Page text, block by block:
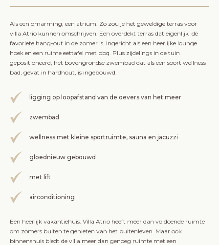
Als een omarming, een atrium. Zo zou je het geweldige terras voor
villa Atrio kunnen omschrijven. Een overdekt terras dat eigenlijk dé
favoriete hang-out in de zomer is. Ingericht als een heerlijke lounge
hoek en een ruime eettafel met bbq. Plus zijdelings in de tuin
gepositioneerd, het bovengrondse zwembad dat als een soort wellness
bad, gevat in hardhout, is ingebouwd.
ligging op loopafstand van de oevers van het meer
zwembad
wellness met kleine sportruimte, sauna en jacuzzi
gloednieuw gebouwd
met lift
airconditioning
Een heerlijk vakantiehuis. Villa Atrio heeft meer dan voldoende ruimte
om zomers buiten te genieten van het buitenleven. Maar ook
binnenshuis biedt de villa meer dan genoeg ruimte met een